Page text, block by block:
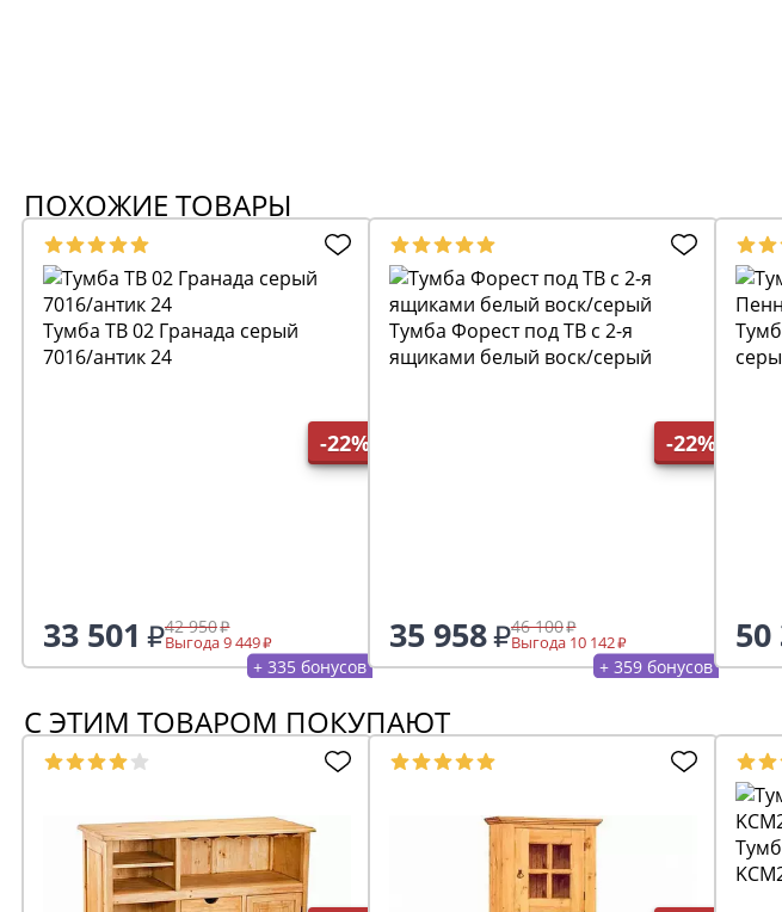
ПОХОЖИЕ ТОВАРЫ
-22%
Тумба ТВ 02 Гранада серый
7016/антик 24
33 501 42 950
Выгода 9 449
+ 335 бонусов
-22%
Тумба Форест под ТВ с 2-я
ящиками белый воск/серый
35 958 46 100
Выгода 10 142
+ 359 бонусов
50
С ЭТИМ ТОВАРОМ ПОКУПАЮТ